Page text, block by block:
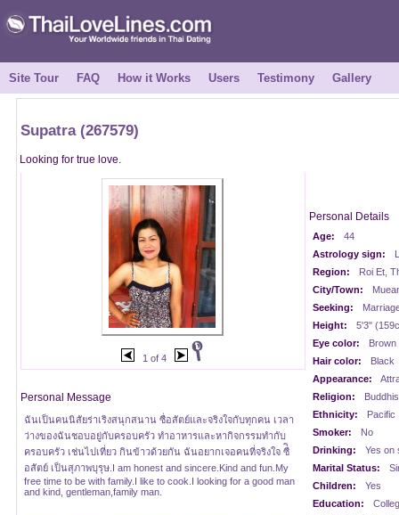
Site Tour FAQ How it Works Users Testimony Gallery
Supatra (267579)
Looking for true love.
1 of 4
Personal Message
ฉันเป็นคนนิสัยร่าเริงสนุกสนาน ซื่อสัตย์และจริงใจกับทุกคน เวลา
ว่างของฉันชอบอยู่กับครอบครัว ทำอาหารและหากิจกรรมทำกับ
ครอบครัว เช่นไปเที่ยว กินข้าวด้วยกัน ฉันอยากเจอคนที่จริงใจ ซื่ิ
อสัตย์ เป็นสุภาพบุรุษ.I am honest and sincere.Kind and fun.My
free time to be with family.I like to cook.I looking for a good man
and kind, gentleman,family man.
Personal Details
Age:
44
Astrology sign:
Region:
Roi Et,
City/Town:
Seeking:
Height:
5'3"
Eye color:
Brown
Hair color:
Black
Appearance:
Religion:
Ethnicity:
Pacific
Smoker:
No
Drinking:
Yes on
Marital Status:
Children:
Yes
Education: